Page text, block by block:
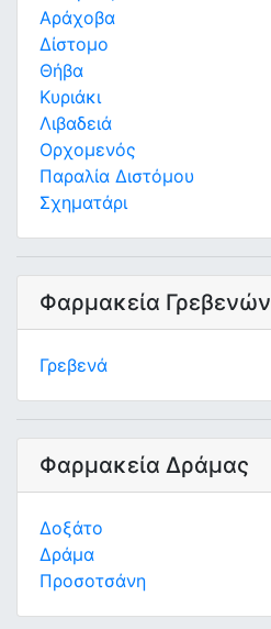
Αράχοβα
Δίστομο
Θήβα
Κυριάκι
Λιβαδειά
Ορχομενός
Παραλία Διστόμου
Σχηματάρι
Φαρμακεία Γρεβενών
Γρεβενά
Φαρμακεία Δράμας
Δοξάτο
Δράμα
Προσοτσάνη